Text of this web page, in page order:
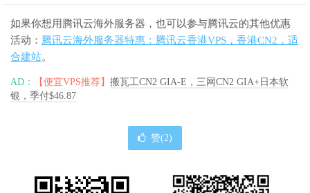
如果你想用腾讯云海外服务器，也可以参与腾讯云的其他优惠
活动： 腾讯云海外服务器特惠：腾讯云香港VPS，香港CN2，适
合建站。
AD： 【便宜VPS推荐】 搬瓦工CN2 GIA-E，三网CN2 GIA+日本软
银，季付$46.87
赞(2)